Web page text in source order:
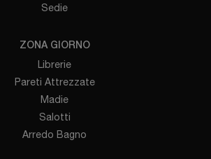
Sedie
ZONA GIORNO
Librerie
Pareti Attrezzate
Madie
Salotti
Arredo Bagno